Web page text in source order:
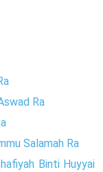
Ra
Salamah Ra
Binti Huyyai